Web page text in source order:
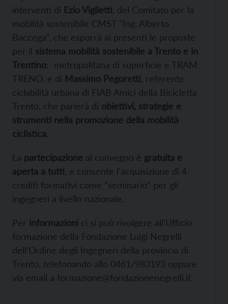
interventi di Ezio Viglietti , del Comitato per la
mobilità sostenibile CMST “Ing. Alberto
Baccega”, che esporrà ai presenti le proposte
per il sistema mobilità sostenibile a Trento e in
Trentino: metropolitana di superficie e TRAM
TRENO, e di Massimo Pegoretti , referente
ciclabilità urbana di FIAB Amici della Bicicletta
Trento, che parlerà di obiettivi, strategie e
strumenti nella promozione della mobilità
ciclistica.
La partecipazione al convegno è gratuita e
aperta a tutti , e consente l’acquisizione di 4
crediti formativi come “seminario” per gli
ingegneri a livello nazionale.
Per informazioni ci si può rivolgere all’Ufficio
formazione della Fondazione Luigi Negrelli
dell’Ordine degli Ingegneri della provincia di
Trento, telefonando allo 0461/983193 oppure
via email a formazione@fondazionenegrelli.it.